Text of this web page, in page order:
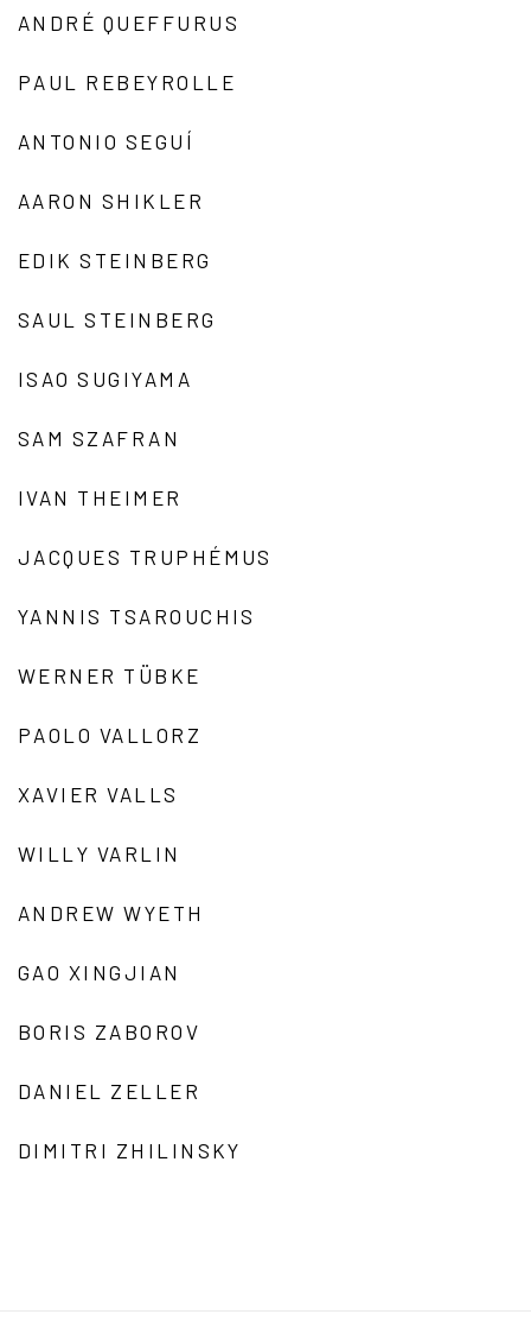
ANDRÉ QUEFFURUS
PAUL REBEYROLLE
ANTONIO SEGUÍ
AARON SHIKLER
EDIK STEINBERG
SAUL STEINBERG
ISAO SUGIYAMA
SAM SZAFRAN
IVAN THEIMER
JACQUES TRUPHÉMUS
YANNIS TSAROUCHIS
WERNER TÜBKE
PAOLO VALLORZ
XAVIER VALLS
WILLY VARLIN
ANDREW WYETH
GAO XINGJIAN
BORIS ZABOROV
DANIEL ZELLER
DIMITRI ZHILINSKY